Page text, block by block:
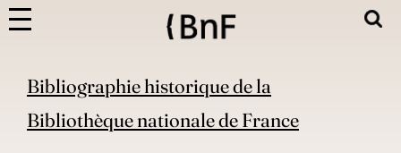
Bibliographie historique de la
Bibliothèque nationale de France